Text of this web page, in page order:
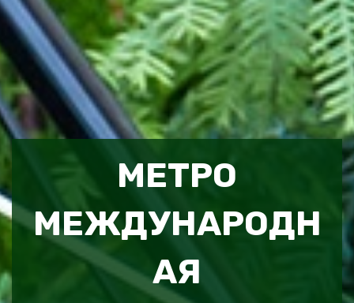
МЕТРО
МЕЖДУНАРОДН
АЯ